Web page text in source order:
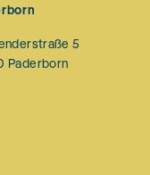
5
Paderborn